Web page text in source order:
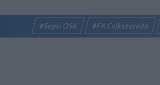
#Sepsi OSK #FK Csíkszereda